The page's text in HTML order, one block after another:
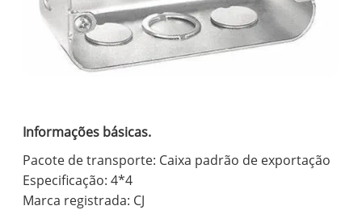
Informações básicas.
Pacote de transporte: Caixa padrão de exportação
Especificação: 4*4
Marca registrada: CJ